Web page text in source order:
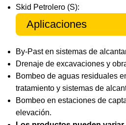
Skid Petrolero (S):
Aplicaciones
By-Past en sistemas de
Drenaje de excavaciones y
Bombeo de aguas residuales
tratamiento y sistemas de
Bombeo en estaciones de
elevación.